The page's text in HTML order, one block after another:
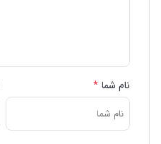
نام شما *